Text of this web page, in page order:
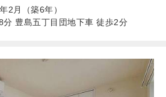
2月（築6年）
豊島五丁目団地下車 徒歩2分